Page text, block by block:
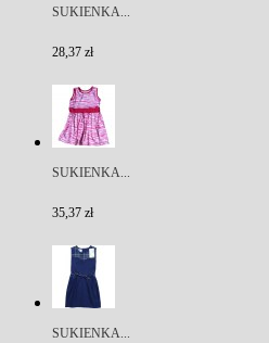
SUKIENKA...
28,37 zł
SUKIENKA...
35,37 zł
SUKIENKA...